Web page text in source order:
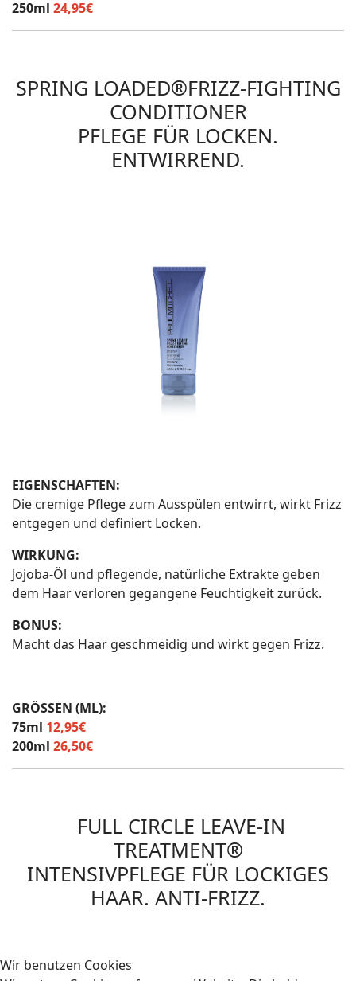
250ml 24,95€
SPRING LOADED®FRIZZ-FIGHTING
CONDITIONER
PFLEGE FÜR LOCKEN.
ENTWIRREND.
EIGENSCHAFTEN:
Die cremige Pflege zum Ausspülen entwirrt, wirkt Frizz
entgegen und definiert Locken.
WIRKUNG:
Jojoba-Öl und pflegende, natürliche Extrakte geben
dem Haar verloren gegangene Feuchtigkeit zurück.
BONUS:
Macht das Haar geschmeidig und wirkt gegen Frizz.
GRÖSSEN (ML):
75ml 12,95€
200ml 26,50€
FULL CIRCLE LEAVE-IN
TREATMENT®
INTENSIVPFLEGE FÜR LOCKIGES
HAAR. ANTI-FRIZZ.
Wir benutzen Cookies